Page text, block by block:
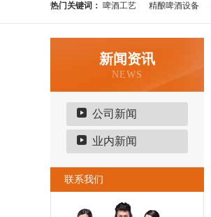
热门关键词： 啤酒工艺 精酿啤酒设备
新闻资讯
NEWS
公司新闻
业内新闻
联系我们